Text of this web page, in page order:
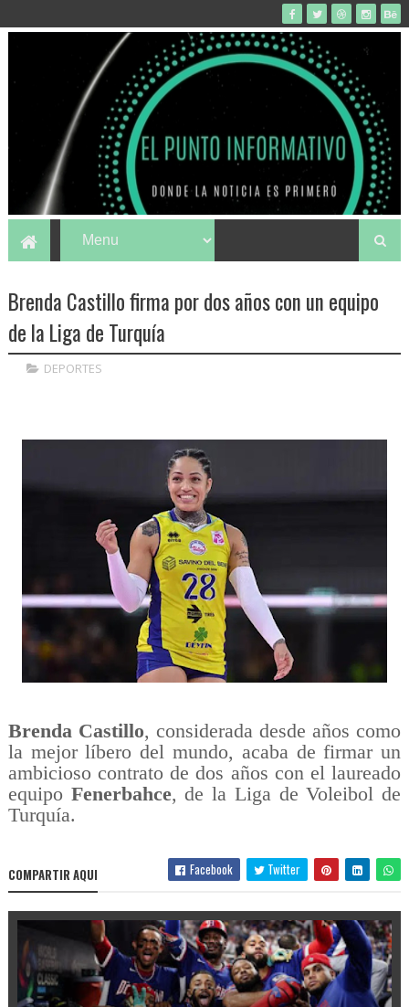
Brenda Castillo firma por dos años con un equipo
de la Liga de Turquía
DEPORTES
Brenda Castillo, considerada desde años como
la mejor líbero del mundo, acaba de firmar un
ambicioso contrato de dos años con el laureado
equipo Fenerbahce, de la Liga de Voleibol de
Turquía.
COMPARTIR AQUI Facebook Twitter